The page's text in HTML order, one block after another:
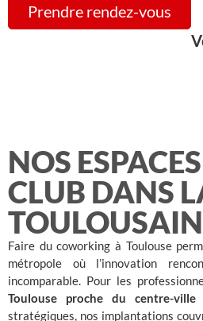
Prendre rendez-vous
NOS
CLUB DANS
Faire du coworking à Toulouse
métropole où l’innovation
incomparable. Pour les
Toulouse proche du centre-ville
stratégiques, nos implantations